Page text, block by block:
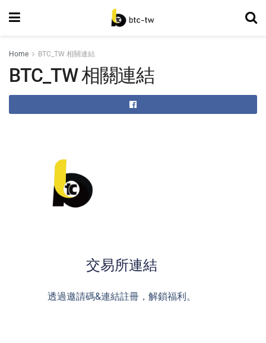
Home BTC_TW 相關連結
BTC_TW 相關連結
交易所連結
透過邀請碼&連結註冊，解鎖福利。